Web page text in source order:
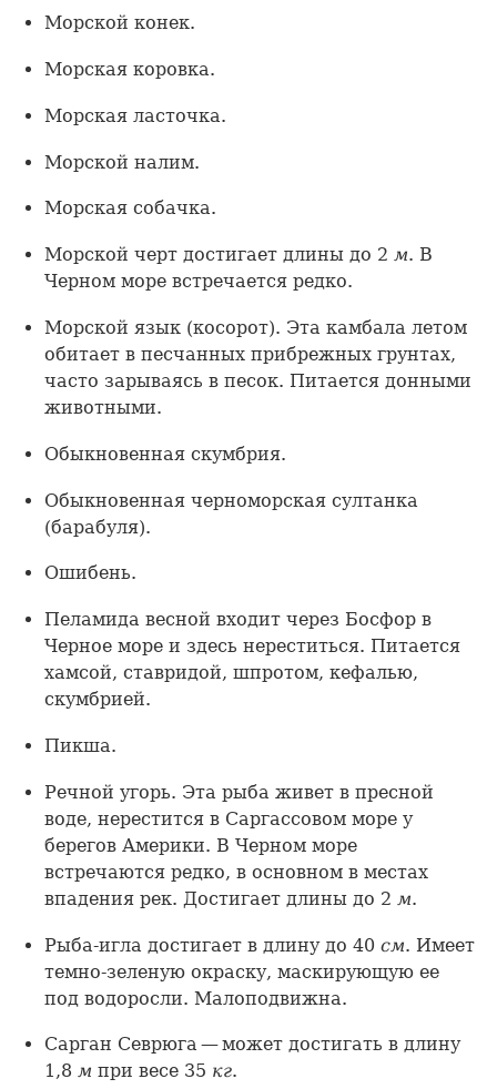
Морской конек.
Морская коровка.
Морская ласточка.
Морской налим.
Морская собачка.
Морской черт достигает длины до 2 м. В
Черном море встречается редко.
Морской язык (косорот). Эта камбала летом
обитает в песчанных прибрежных грунтах,
часто зарываясь в песок. Питается донными
животными.
Обыкновенная скумбрия.
Обыкновенная черноморская султанка
(барабуля).
Ошибень.
Пеламида весной входит через Босфор в
Черное море и здесь нереститься. Питается
хамсой, ставридой, шпротом, кефалью,
скумбрией.
Пикша.
Речной угорь. Эта рыба живет в пресной
воде, нерестится в Саргассовом море у
берегов Америки. В Черном море
встречаются редко, в основном в местах
впадения рек. Достигает длины до 2 м.
Рыба-игла достигает в длину до 40 см. Имеет
темно-зеленую окраску, маскирующую ее
под водоросли. Малоподвижна.
Сарган Севрюга — может достигать в длину
1,8 м при весе 35 кг.